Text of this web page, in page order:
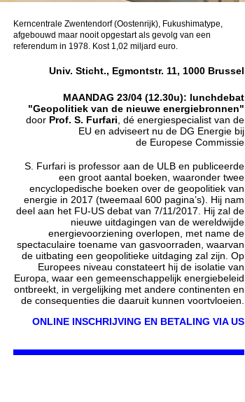
Kerncentrale Zwentendorf (Oostenrijk), Fukushimatype,
afgebouwd maar nooit opgestart als gevolg van een
referendum in 1978. Kost 1,02 miljard euro.
Univ. Sticht., Egmontstr. 11, 1000 Brussel
MAANDAG 23/04 (12.30u): lunchdebat
"Geopolitiek van de nieuwe energiebronnen"
door Prof. S. Furfari , dé energiespecialist van de
EU en adviseert nu de DG Energie bij
de Europese Commissie
S. Furfari is professor aan de ULB en publiceerde
een groot aantal boeken, waaronder twee
encyclopedische boeken over de geopolitiek van
energie in 2017 (tweemaal 600 pagina’s). Hij nam
deel aan het FU-US debat van 7/11/2017. Hij zal de
nieuwe uitdagingen van de wereldwijde
energievoorziening overlopen, met name de
spectaculaire toename van gasvoorraden, waarvan
de uitbating een geopolitieke uitdaging zal zijn. Op
Europees niveau constateert hij de isolatie van
Europa, waar een gemeenschappelijk energiebeleid
ontbreekt, in vergelijking met andere continenten en
de consequenties die daaruit kunnen voortvloeien.
ONLINE INSCHRIJVING EN BETALING VIA US